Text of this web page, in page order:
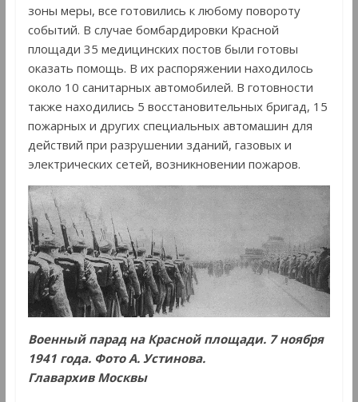
зоны меры, все готовились к любому повороту
событий. В случае бомбардировки Красной
площади 35 медицинских постов были готовы
оказать помощь. В их распоряжении находилось
около 10 санитарных автомобилей. В готовности
также находились 5 восстановительных бригад, 15
пожарных и других специальных автомашин для
действий при разрушении зданий, газовых и
электрических сетей, возникновении пожаров.
Военный парад на Красной площади. 7 ноября
1941 года. Фото А. Устинова.
Главархив Москвы